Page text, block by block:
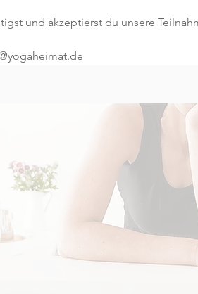
und akzeptierst du unsere